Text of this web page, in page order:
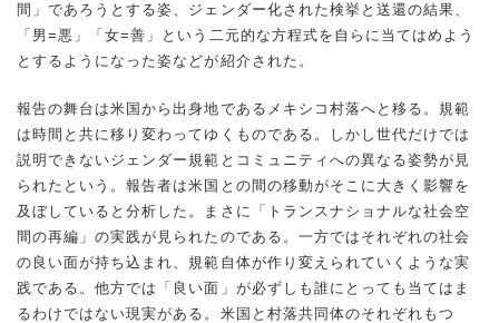
間」であろうとする姿、ジェンダー化された検挙と送還の結果、
「男=悪」「女=善」という二元的な方程式を自らに当てはめよう
とするようになった姿などが紹介された。
報告の舞台は米国から出身地であるメキシコ村落へと移る。規範
は時間と共に移り変わってゆくものである。しかし世代だけでは
説明できないジェンダー規範とコミュニティへの異なる姿勢が見
られたという。報告者は米国との間の移動がそこに大きく影響を
及ぼしていると分析した。まさに「トランスナショナルな社会空
間の再編」の実践が見られたのである。一方ではそれぞれの社会
の良い面が持ち込まれ、規範自体が作り変えられていくような実
践である。他方では「良い面」が必ずしも誰にとっても当てはま
るわけではない現実がある。米国と村落共同体のそれぞれもつ